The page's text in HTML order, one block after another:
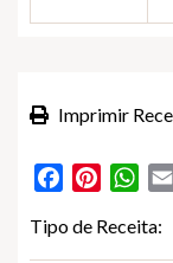
Imprimir
FacebookPinterest
Tipo de Receita: